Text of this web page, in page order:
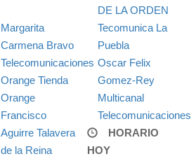
DE LA ORDEN
Margarita
Carmena Bravo
Tecomunica La
Puebla
Telecomunicaciones
Orange Tienda
Orange
Francisco
Aguirre Talavera
de la Reina
Oscar Felix
Gomez-Rey
Multicanal
Telecomunicaciones
HORARIO
HOY